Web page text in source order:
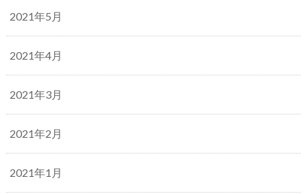
2021年5月
2021年4月
2021年3月
2021年2月
2021年1月